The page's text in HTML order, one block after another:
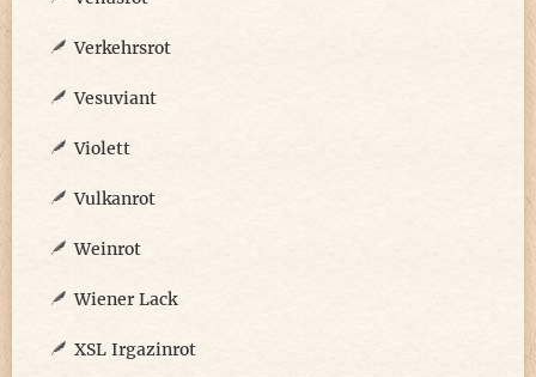
Verkehrsrot
Vesuviant
Violett
Vulkanrot
Weinrot
Wiener Lack
XSL Irgazinrot